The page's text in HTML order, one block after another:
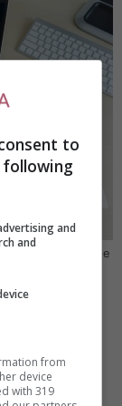
a recuperare le
to
and
and
from
device
with 319